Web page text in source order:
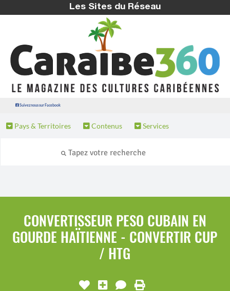
Les Sites du Réseau
Suivez nous sur Facebook
Pays & Territoires Contenus Services
CONVERTISSEUR PESO CUBAIN EN
GOURDE HAÏTIENNE - CONVERTIR CUP
/ HTG